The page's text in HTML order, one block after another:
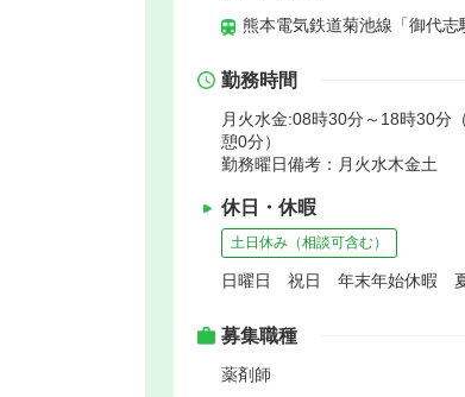
熊本電気鉄道菊池線「御代
勤務時間
月火水金:08時30分～18時30分
憩0分）
勤務曜日備考：月火水木金土
休日・休暇
土日休み（相談可含む）
日曜日 祝日 年末年始休暇
募集職種
薬剤師